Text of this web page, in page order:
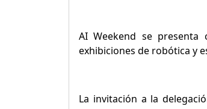
AI Weekend se presenta
exhibiciones de robótica y
La invitación a la